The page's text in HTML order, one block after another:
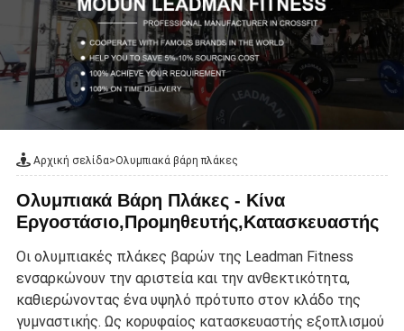
Αρχική σελίδα>Ολυμπιακά βάρη πλάκες
Ολυμπιακά Βάρη Πλάκες - Κίνα
Εργοστάσιο,Προμηθευτής,Κατασκευαστής
Οι ολυμπιακές πλάκες βαρών της Leadman Fitness
ενσαρκώνουν την αριστεία και την ανθεκτικότητα,
καθιερώνοντας ένα υψηλό πρότυπο στον κλάδο της
γυμναστικής. Ως κορυφαίος κατασκευαστής εξοπλισμού